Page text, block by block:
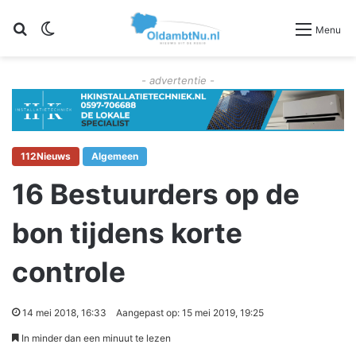
Zoeken Menu
- advertentie -
112Nieuws Algemeen
16 Bestuurders op de
bon tijdens korte
controle
14 mei 2018, 16:33 Aangepast op: 15 mei 2019, 19:25
In minder dan een minuut te lezen